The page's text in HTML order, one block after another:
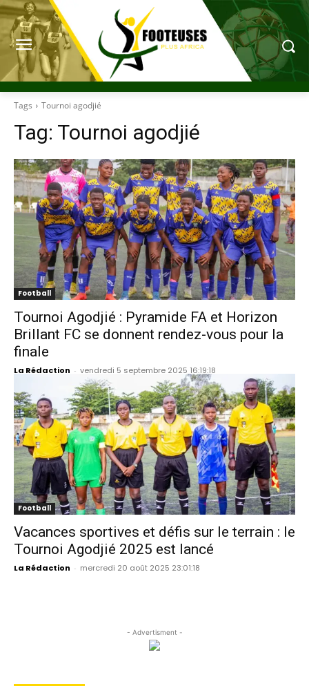
Tags Tournoi agodjié
Tag: Tournoi agodjié
Football
Tournoi Agodjié : Pyramide FA et Horizon
Brillant FC se donnent rendez-vous pour la
finale
La Rédaction - vendredi 5 septembre 2025 16:19:18
Football
Vacances sportives et défis sur le terrain : le
Tournoi Agodjié 2025 est lancé
La Rédaction - mercredi 20 août 2025 23:01:18
- Advertisment -